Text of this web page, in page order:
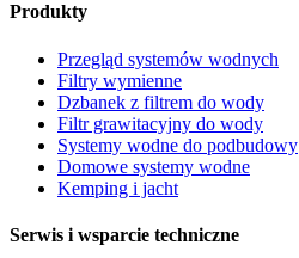
Produkty
Przegląd systemów wodnych
Filtry wymienne
Dzbanek z filtrem do wody
Filtr grawitacyjny do wody
Systemy wodne do podbudowy
Domowe systemy wodne
Kemping i jacht
Serwis i wsparcie techniczne